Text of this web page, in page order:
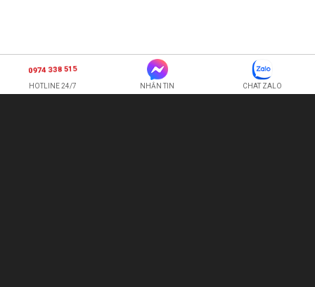
0974 338 515
HOTLINE 24/7 NHẮN TIN CHAT ZALO